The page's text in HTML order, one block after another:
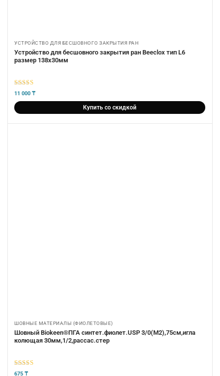
УСТРОЙСТВО ДЛЯ БЕСШОВНОГО ЗАКРЫТИЯ РАН
Устройство для бесшовного закрытия ран Beeclox тип L6
размер 138х30мм
5из 5
11 000 ₸
Купить со скидкой
ШОВНЫЕ МАТЕРИАЛЫ (ФИОЛЕТОВЫЕ)
Шовный Biokeen®ПГА синтет.фиолет.USP 3/0(М2),75см,игла
колющая 30мм,1/2,рассас.стер
5из 5
675 ₸